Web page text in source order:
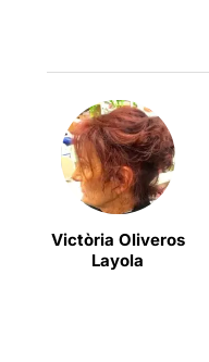
Victòria Oliveros
Layola